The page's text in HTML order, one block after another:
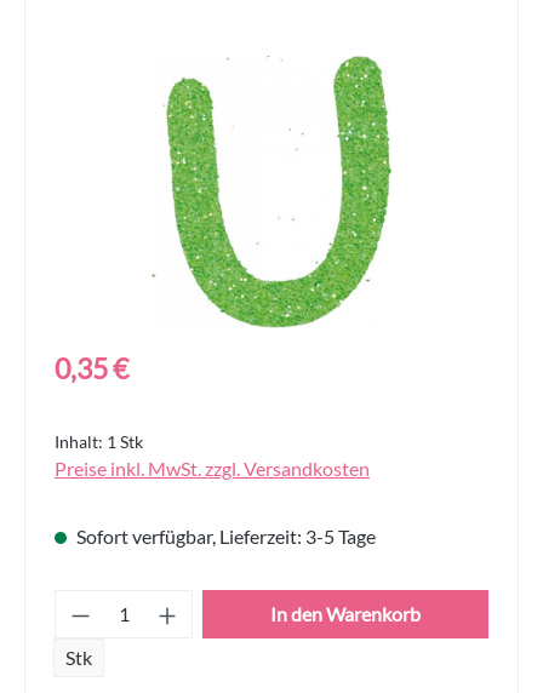
Bildergalerie überspringen
Regulärer Preis:
0,35 €
Inhalt: 1 Stk
Preise inkl. MwSt. zzgl. Versandkosten
Sofort verfügbar, Lieferzeit: 3-5 Tage
Produkt Anzahl: Gib den gewünschten
Stk
In den Warenkorb